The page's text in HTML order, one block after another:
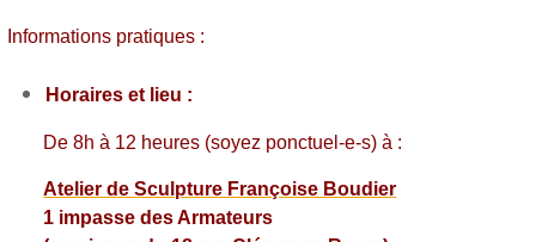
Informations pratiques :
Horaires et lieu :
De 8h à 12 heures (soyez ponctuel-e-s) à :
Atelier de Sculpture Françoise Boudier
1 impasse des Armateurs